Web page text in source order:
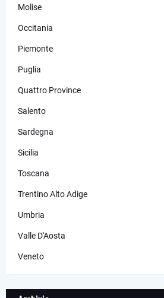
Molise
Occitania
Piemonte
Puglia
Quattro Province
Salento
Sardegna
Sicilia
Toscana
Trentino Alto Adige
Umbria
Valle D'Aosta
Veneto